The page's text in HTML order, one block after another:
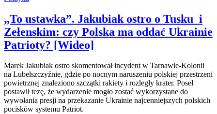
„To ustawka”. Jakubiak ostro o Tusku i
Zełenskim: czy Polska ma oddać Ukrainie
Patrioty? [Wideo]
Marek Jakubiak ostro skomentował incydent w Tarnawie-Kolonii
na Lubelszczyźnie, gdzie po nocnym naruszeniu polskiej przestrzeni
powietrznej znaleziono szczątki rakiety i rozległy krater. Poseł
postawił tezę, że wydarzenie mogło zostać wykorzystane do
wywołania presji na przekazanie Ukrainie najcenniejszych polskich
pocisków systemu Patriot.